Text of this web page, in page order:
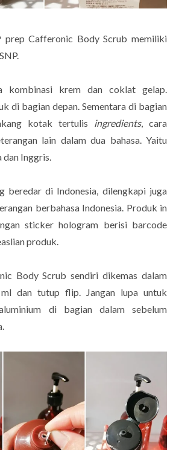
prep Cafferonic Body Scrub memiliki
kombinasi krem dan coklat gelap.
di bagian depan. Sementara di bagian
kotak tertulis ingredients, cara
lain dalam dua bahasa. Yaitu
dan Inggris.
beredar di Indonesia, dilengkapi juga
berbahasa Indonesia. Produk in
sticker hologram berisi barcode
produk.
Body Scrub sendiri dikemas dalam
dan tutup flip. Jangan lupa untuk
di bagian dalam sebelum